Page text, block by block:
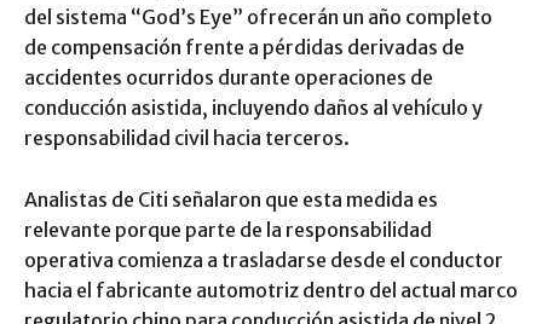
del sistema “God’s Eye” ofrecerán un año completo
de compensación frente a pérdidas derivadas de
accidentes ocurridos durante operaciones de
conducción asistida, incluyendo daños al vehículo y
responsabilidad civil hacia terceros.
Analistas de Citi señalaron que esta medida es
relevante porque parte de la responsabilidad
operativa comienza a trasladarse desde el conductor
hacia el fabricante automotriz dentro del actual marco